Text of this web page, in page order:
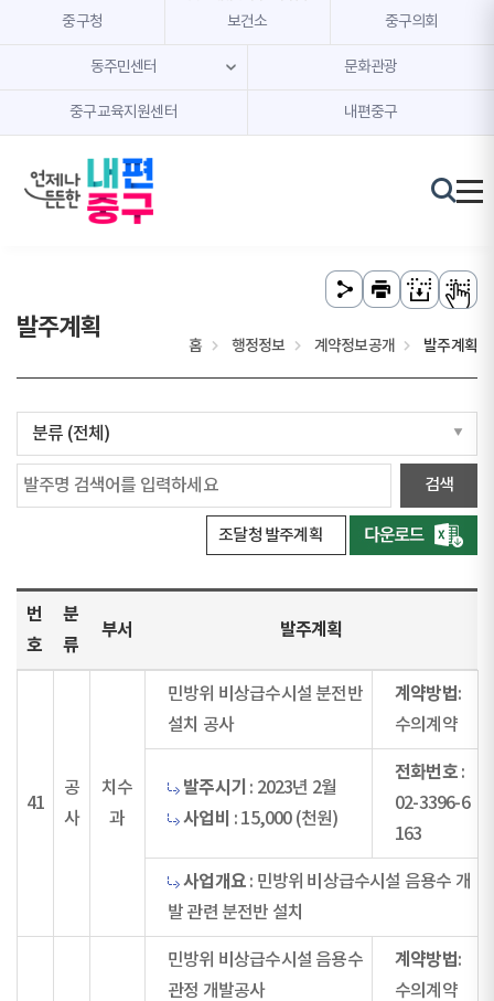
본문 내용 바로가기
주메뉴 바로가기
중구청 보건소 중구의회
동주민센터 문화관광
중구교육지원센터 내편중구
발주계획
홈 행정정보 계약정보공개 발주계획
조달청 발주계획
번
호
분
류
부서 발주계획
41
공
사
치수
과
민방위 비상급수시설 분전반
설치 공사
계약방법 :
수의계약
발주시기 : 2023년 2월
사업비 : 15,000 (천원)
전화번호:
02-3396-6
163
사업개요 : 민방위 비상급수시설 음용수 개
발 관련 분전반 설치
민방위 비상급수시설 음용수
관정 개발공사
계약방법 :
수의계약